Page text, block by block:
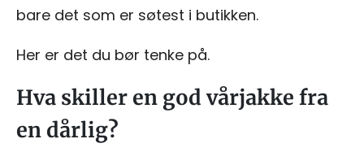
bare det som er søtest i butikken.
Her er det du bør tenke på.
Hva skiller en god vårjakke fra
en dårlig?